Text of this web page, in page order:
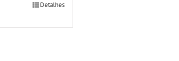
Detalhes